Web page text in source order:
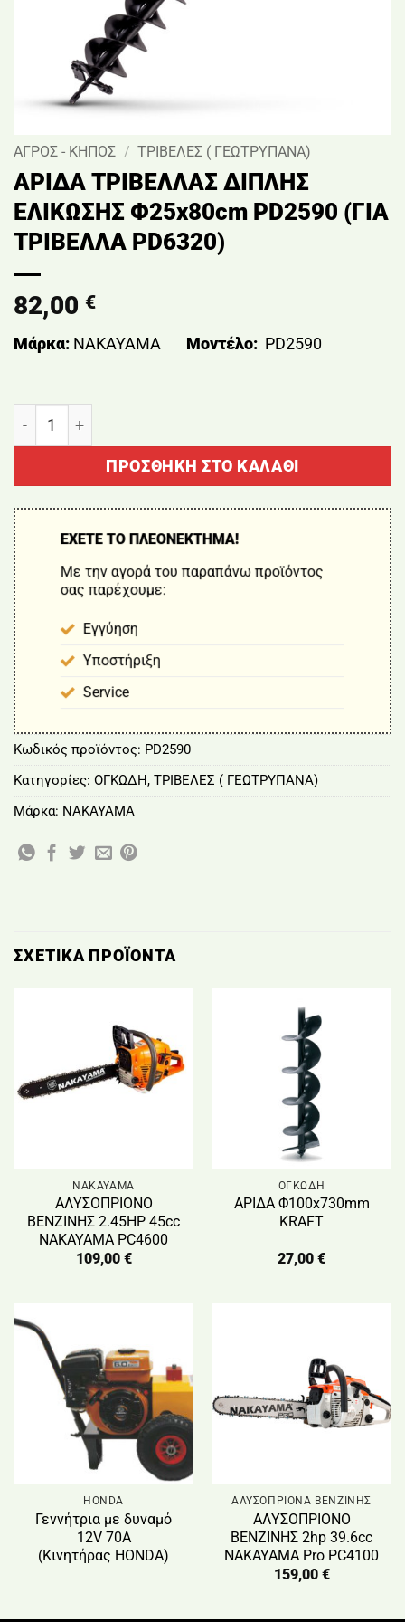
ΑΓΡΟΣ - ΚΗΠΟΣ / ΤΡΙΒΕΛΕΣ ( ΓΕΩΤΡΥΠΑΝΑ)
ΑΡΙΔΑ ΤΡΙΒΕΛΛΑΣ ΔΙΠΛΗΣ
ΕΛΙΚΩΣΗΣ Φ25x80cm PD2590 (ΓΙΑ
ΤΡΙΒΕΛΛΑ PD6320)
82,00 €
Μάρκα: NAKAYAMA Μοντέλο: PD2590
ΠΡΟΣΘΉΚΗ ΣΤΟ ΚΑΛΆΘΙ
ΕΧΕΤΕ ΤΟ ΠΛΕΟΝΕΚΤΗΜΑ!
Με την αγορά του παραπάνω προϊόντος
σας παρέχουμε:
Εγγύηση
Υποστήριξη
Service
Κωδικός προϊόντος: PD2590
Κατηγορίες: ΟΓΚΩΔΗ, ΤΡΙΒΕΛΕΣ ( ΓΕΩΤΡΥΠΑΝΑ)
Μάρκα: NAKAYAMA
ΣΧΕΤΙΚΆ ΠΡΟΪΌΝΤΑ
NAKAYAMA
ΑΛΥΣΟΠΡΙΟΝΟ
ΒΕΝΖΙΝΗΣ 2.45HP 45cc
NAKAYAMA PC4600
109,00 €
ΟΓΚΩΔΗ
ΑΡΙΔΑ Φ100x730mm
KRAFT
27,00 €
HONDA
Γεννήτρια με δυναμό
12V 70Α
(Κινητήρας HONDA)
ΑΛΥΣΟΠΡΙΟΝΑ ΒΕΝΖΙΝΗΣ
ΑΛΥΣΟΠΡΙΟΝΟ
ΒΕΝΖΙΝΗΣ 2hp 39.6cc
NAKAYAMA Pro PC4100
159,00 €